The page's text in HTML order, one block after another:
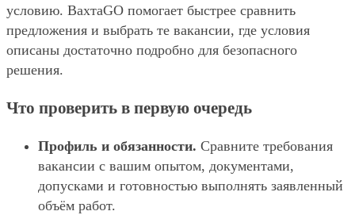
условию. ВахтаGO помогает быстрее сравнить
предложения и выбрать те вакансии, где условия
описаны достаточно подробно для безопасного
решения.
Что проверить в первую очередь
Профиль и обязанности. Сравните требования
вакансии с вашим опытом, документами,
допусками и готовностью выполнять заявленный
объём работ.